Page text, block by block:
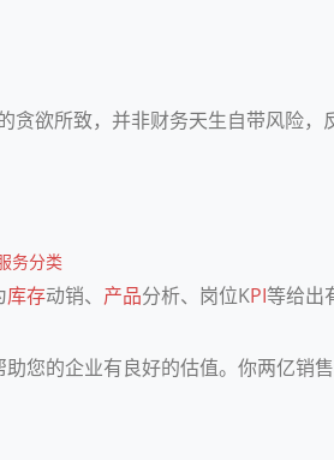
贪欲所致，并非财务天生自带风险，
务分类
库存动销、 产品分析、岗位KPI等给出
您的企业有良好的估值。你两亿销